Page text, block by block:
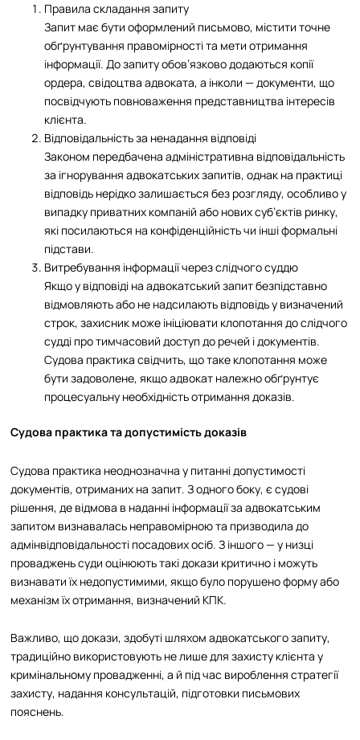
Правила складання запиту
Запит має бути оформлений письмово, містити точне
обґрунтування правомірності та мети отримання
інформації. До запиту обов’язково додаються копії
ордера, свідоцтва адвоката, а інколи — документи, що
посвідчують повноваження представництва інтересів
клієнта.​
Відповідальність за ненадання відповіді
Законом передбачена адміністративна відповідальність
за ігнорування адвокатських запитів, однак на практиці
відповідь нерідко залишається без розгляду, особливо у
випадку приватних компаній або нових суб’єктів ринку,
які посилаються на конфіденційність чи інші формальні
підстави.​
Витребування інформації через слідчого суддю
Якщо у відповіді на адвокатський запит безпідставно
відмовляють або не надсилають відповідь у визначений
строк, захисник може ініціювати клопотання до слідчого
судді про тимчасовий доступ до речей і документів.
Судова практика свідчить, що таке клопотання може
бути задоволене, якщо адвокат належно обґрунтує
процесуальну необхідність отримання доказів.​
Судова практика та допустимість доказів
Судова практика неоднозначна у питанні допустимості
документів, отриманих на запит. З одного боку, є судові
рішення, де відмова в наданні інформації за адвокатським
запитом визнавалась неправомірною та призводила до
адмінвідповідальності посадових осіб. З іншого — у низці
проваджень суди оцінюють такі докази критично і можуть
визнавати їх недопустимими, якщо було порушено форму або
механізм їх отримання, визначений КПК.​
Важливо, що докази, здобуті шляхом адвокатського запиту,
традиційно використовують не лише для захисту клієнта у
кримінальному провадженні, а й під час вироблення стратегії
захисту, надання консультацій, підготовки письмових
пояснень.